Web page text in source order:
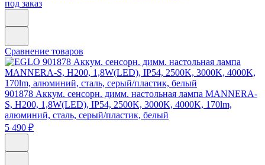
под заказ
Сравнение товаров
901878 Аккум. сенсорн. димм. настольная лампа MANNERA-
S, H200, 1,8W(LED), IP54, 2500K, 3000K, 4000K, 170lm,
алюминий, сталь, серый/пластик, белый
5 490 ₽